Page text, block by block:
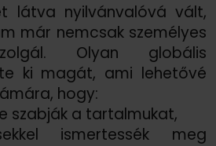
látva nyilvánvalóvá vált,
már nemcsak személyes
Olyan globális
ki magát, ami lehetővé
hogy:
szabják a tartalmukat,
ismertessék meg